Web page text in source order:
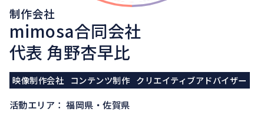
制作会社
mimosa合同会社
代表 角野杏早比
映像制作会社 コンテンツ制作 クリエイティブアドバイザー
活動エリア： 福岡県・佐賀県